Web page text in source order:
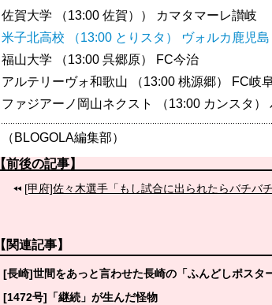
佐賀大学 （13:00 佐賀）） カマタマーレ讃岐
米子北高校 （13:00 とりスタ） ヴォルカ鹿児島
福山大学 （13:00 呉郷原） FC今治
アルテリーヴォ和歌山 （13:00 桃源郷） FC岐
ファジアーノ岡山ネクスト （13:00 カンスタ
（BLOGOLA編集部）
【前後の記事】
[甲府]佐々木選手「もし試合に出られたらバチバチ
【関連記事】
[長崎]世間をあっと言わせた長崎の「ふんどしポスタ
[1472号]「継続」が生んだ怪物